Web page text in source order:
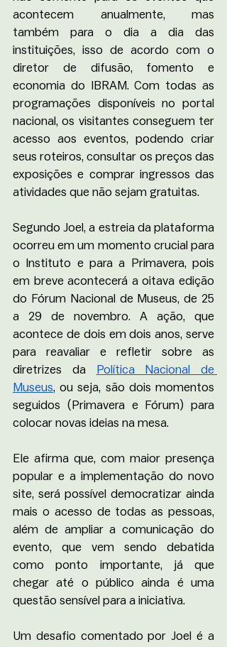
acontecem anualmente, mas
também para o dia a dia das
instituições, isso de acordo com o
diretor de difusão, fomento e
economia do IBRAM. Com todas as
programações disponíveis no portal
nacional, os visitantes conseguem ter
acesso aos eventos, podendo criar
seus roteiros, consultar os preços das
exposições e comprar ingressos das
atividades que não sejam gratuitas.
Segundo Joel, a estreia da plataforma
ocorreu em um momento crucial para
o Instituto e para a Primavera, pois
em breve acontecerá a oitava edição
do Fórum Nacional de Museus, de 25
a 29 de novembro. A ação, que
acontece de dois em dois anos, serve
para reavaliar e refletir sobre as
diretrizes da
Política Nacional de
Museus, ou seja, são dois momentos
seguidos (Primavera e Fórum) para
colocar novas ideias na mesa.
Ele afirma que, com maior presença
popular e a implementação do novo
site, será possível democratizar ainda
mais o acesso de todas as pessoas,
além de ampliar a comunicação do
evento, que vem sendo debatida
como ponto importante, já que
chegar até o público ainda é uma
questão sensível para a iniciativa.
Um desafio comentado por Joel é a